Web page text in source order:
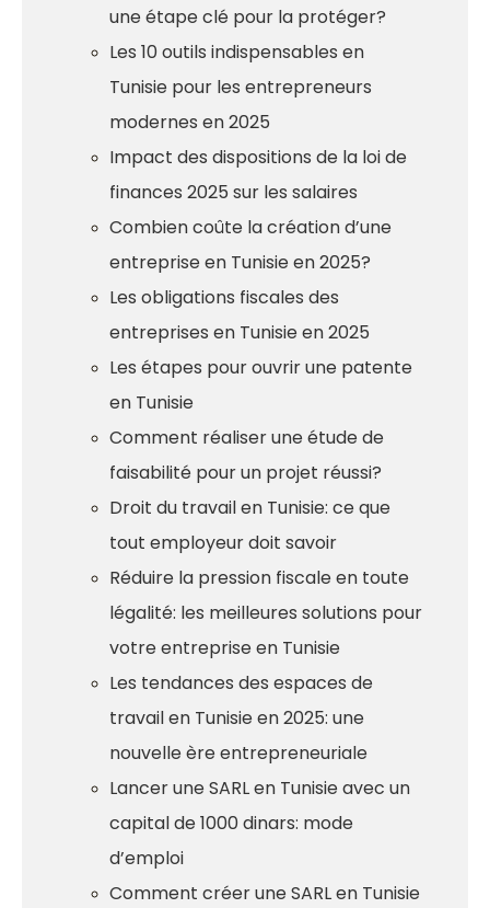
une étape clé pour la protéger?
Les 10 outils indispensables en
Tunisie pour les entrepreneurs
modernes en 2025
Impact des dispositions de la loi de
finances 2025 sur les salaires
Combien coûte la création d’une
entreprise en Tunisie en 2025?
Les obligations fiscales des
entreprises en Tunisie en 2025
Les étapes pour ouvrir une patente
en Tunisie
Comment réaliser une étude de
faisabilité pour un projet réussi?
Droit du travail en Tunisie: ce que
tout employeur doit savoir
Réduire la pression fiscale en toute
légalité: les meilleures solutions pour
votre entreprise en Tunisie
Les tendances des espaces de
travail en Tunisie en 2025: une
nouvelle ère entrepreneuriale
Lancer une SARL en Tunisie avec un
capital de 1000 dinars: mode
d’emploi
Comment créer une SARL en Tunisie